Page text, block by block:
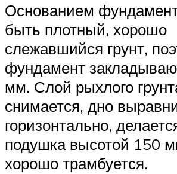
Основанием
быть плотный, хорошо
слежавшийся грунт,
фундамент
мм. Слой рыхлого
снимается, дно
горизонтально,
подушка высотой 150
хорошо трамбуется.